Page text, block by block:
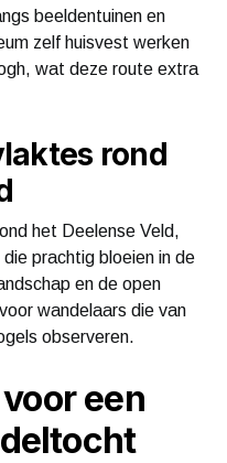
beeldentuinen en
zelf huisvest werken
wat deze route extra
rond
het Deelense Veld,
prachtig bloeien in de
en de open
wandelaars die van
observeren.
een